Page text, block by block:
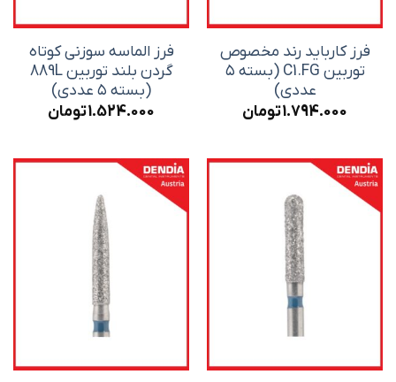
فرز کارباید رند مخصوص
توربین C1.FG (بسته ۵
عددی)
1.794.000تومان
فرز الماسه سوزنی کوتاه
گردن بلند توربین 889L
(بسته ۵ عددی)
1.524.000تومان